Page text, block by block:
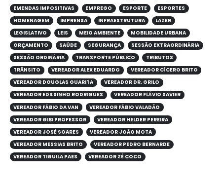
EMENDAS IMPOSITIVAS
EMPREGO ESPORTE
ESPORTES
HOMENAGEM
IMPRENSA INFRAESTRUTURA
LAZER
LEGISLATIVO
LEIS MEIO AMBIENTE
MOBILIDADE URBANA
ORÇAMENTO
SAÚDE SEGURANÇA
SESSÃO EXTRAORDINÁRIA
SESSÃO ORDINÁRIA
TRANSPORTE PÚBLICO
TRIBUTOS
TRÂNSITO
VEREADOR ALEX EDUARDO
VEREADOR CÍCERO BRITO
VEREADOR DOUGLAS GUARITA
VEREADOR DR. GRILO
VEREADOR EDILSINHO RODRIGUES
VEREADOR FLÁVIO XAVIER
VEREADOR FÁBIO DA VAN
VEREADOR FÁBIO VALADÃO
VEREADOR GIBI PROFESSOR
VEREADOR HELDER PEREIRA
VEREADOR JOSÉ SOARES
VEREADOR JOÃO MOTA
VEREADOR MESSIAS BRITO
VEREADOR PEDRO BERNARDE
VEREADOR TIGUILA PAES
VEREADOR ZÉ COCO